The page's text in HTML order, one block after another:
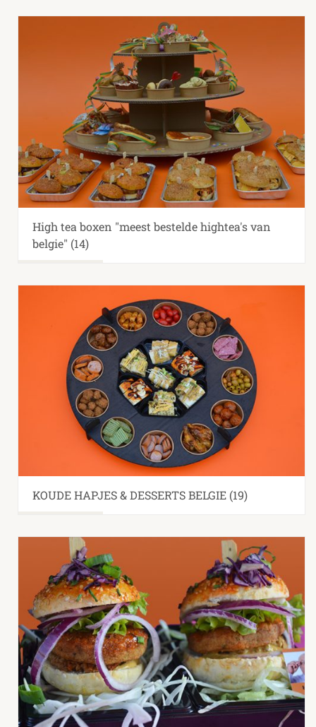
High tea boxen "meest bestelde hightea's van
belgie" (14)
KOUDE HAPJES & DESSERTS BELGIE (19)